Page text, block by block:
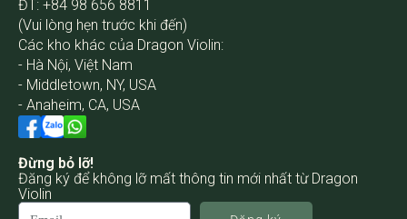
ĐT: +84 98 656 8811
(Vui lòng hẹn trước khi đến)
Các kho khác của Dragon Violin:
- Hà Nội, Việt Nam
- Middletown, NY, USA
- Anaheim, CA, USA
Đừng bỏ lỡ!
Đăng ký để không lỡ mất thông tin mới nhất từ Dragon
Violin